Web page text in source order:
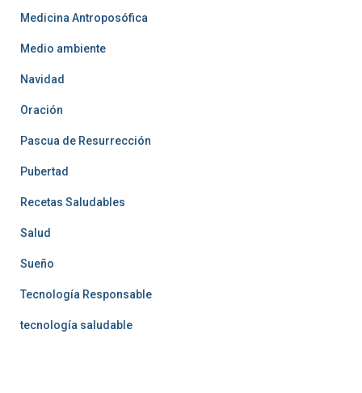
Medicina Antroposófica
Medio ambiente
Navidad
Oración
Pascua de Resurrección
Pubertad
Recetas Saludables
Salud
Sueño
Tecnología Responsable
tecnología saludable